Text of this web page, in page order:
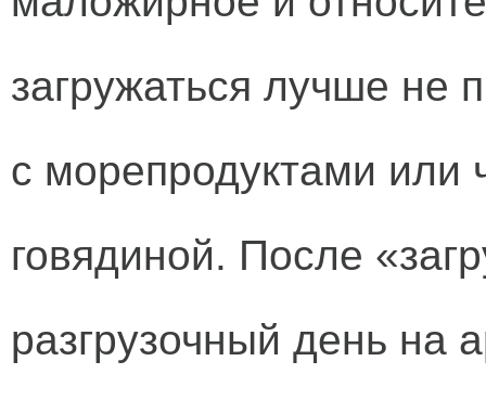
загружаться лучше не
с морепродуктами или
говядиной. После
разгрузочный день на